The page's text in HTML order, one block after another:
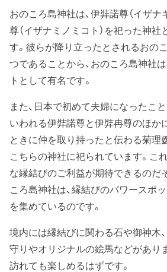
おのころ島神社は、伊弉諾尊（イザナ
尊（イザナミノミコト）を祀った神社
す。彼らが降り立ったとされるおの
つであることから、おのころ島神社
トとして有名です。
また、日本で初めて夫婦になったこ
いわれる伊弉諾尊と伊弉冉尊のほか
ときに仲を取り持ったと伝わる菊理媛
こちらの神社に祀られています。こ
な縁結びのご利益が期待できるのだ
ころ島神社は、縁結びのパワースポ
を集めているのです。
境内には縁結びに関わる石や御神木
守りやオリジナルの絵馬などがあり
訪れても楽しめるはずです。